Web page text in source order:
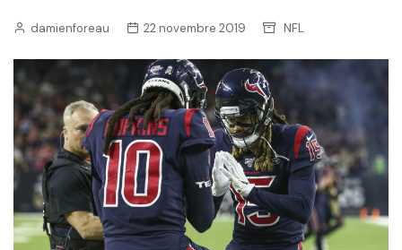
damienforeau 22 novembre 2019 NFL